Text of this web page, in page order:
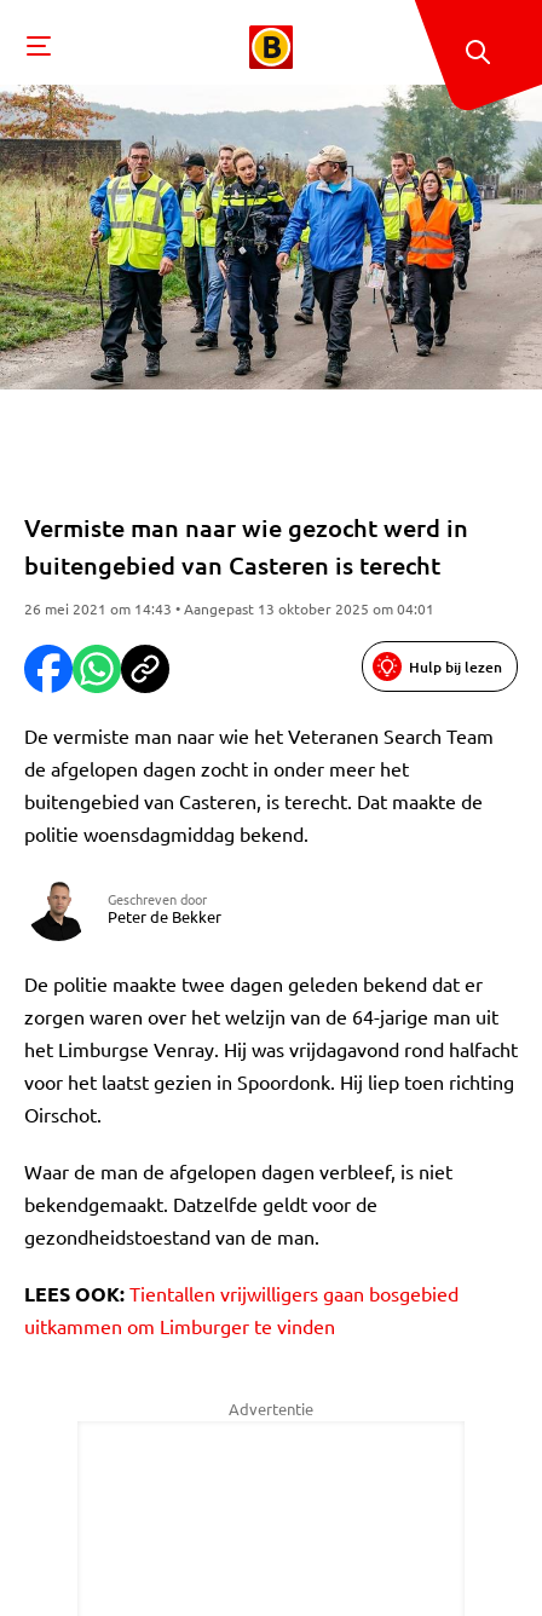
Vermiste man naar wie gezocht werd in
buitengebied van Casteren is terecht
26 mei 2021 om 14:43 • Aangepast 13 oktober 2025 om 04:01
Hulp bij lezen
De vermiste man naar wie het Veteranen Search Team
de afgelopen dagen zocht in onder meer het
buitengebied van Casteren, is terecht. Dat maakte de
politie woensdagmiddag bekend.
Geschreven door
Peter de Bekker
De politie maakte twee dagen geleden bekend dat er
zorgen waren over het welzijn van de 64-jarige man uit
het Limburgse Venray. Hij was vrijdagavond rond halfacht
voor het laatst gezien in Spoordonk. Hij liep toen richting
Oirschot.
Waar de man de afgelopen dagen verbleef, is niet
bekendgemaakt. Datzelfde geldt voor de
gezondheidstoestand van de man.
LEES OOK: Tientallen vrijwilligers gaan bosgebied
uitkammen om Limburger te vinden
Advertentie